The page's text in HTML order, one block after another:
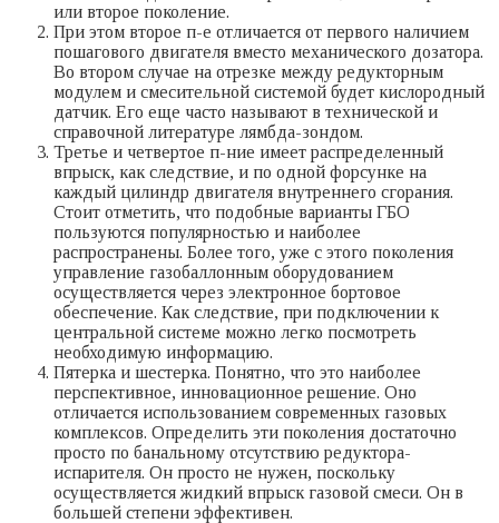
или второе поколение.
При этом второе п-е отличается от первого наличием
пошагового двигателя вместо механического дозатора.
Во втором случае на отрезке между редукторным
модулем и смесительной системой будет кислородный
датчик. Его еще часто называют в технической и
справочной литературе лямбда-зондом.
Третье и четвертое п-ние имеет распределенный
впрыск, как следствие, и по одной форсунке на
каждый цилиндр двигателя внутреннего сгорания.
Стоит отметить, что подобные варианты ГБО
пользуются популярностью и наиболее
распространены. Более того, уже с этого поколения
управление газобаллонным оборудованием
осуществляется через электронное бортовое
обеспечение. Как следствие, при подключении к
центральной системе можно легко посмотреть
необходимую информацию.
Пятерка и шестерка. Понятно, что это наиболее
перспективное, инновационное решение. Оно
отличается использованием современных газовых
комплексов. Определить эти поколения достаточно
просто по банальному отсутствию редуктора-
испарителя. Он просто не нужен, поскольку
осуществляется жидкий впрыск газовой смеси. Он в
большей степени эффективен.